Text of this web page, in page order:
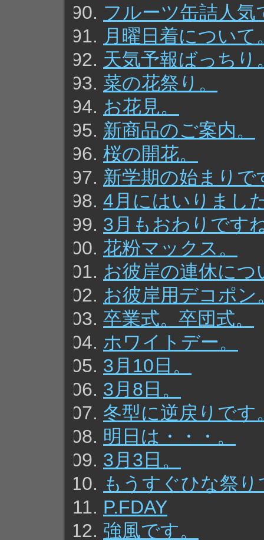
フルーツ缶詰人気
月曜日着について
天気予報ばっちり
菜の花祭り。
お花見。
新商品のご案内。
桜の開花。
新学期の始まりで
4月にはいりまし
3月もおわりです
花粉マックス。
お彼岸の連休につ
お彼岸用デコポン
卒業式。卒団式。
ホワイトデー。
3月10日。
3月8日。
冬型に逆戻りです
明日は・・・。
3月3日。
もうすぐひな祭り
P.FDAY
強風です。